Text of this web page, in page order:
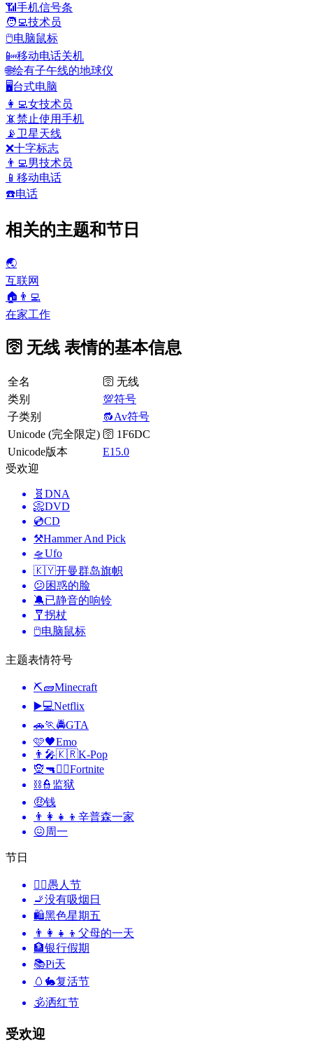
📶 手机信号条
🧑‍💻技术员
🖱️电脑鼠标
📴移动电话关机
🌐绘有子午线的地球仪
🖥️台式电脑
👩‍💻女技术员
📵禁止使用手机
📡 卫星天线
❌十字标志
👨‍💻男技术员
📱 移动电话
☎️电话
相关的主题和节日
🌏
互联网
🏠👨‍💻
在家工作
🛜 无线 表情的基本信息
全名
🛜 无线
类别
💯符号
子类别
🔂Av符号
Unicode (完全限定) 🛜 1F6DC
Unicode版本
E15.0
受欢迎
🧬 DNA
📀DVD
💿CD
⚒️Hammer And Pick
🛸Ufo
🇰🇾开曼群岛旗帜
😕困惑的脸
🔕已静音的响铃
🩼拐杖
🖱️电脑鼠标
主题表情符号
⛏🧱Minecraft
▶️💻Netflix
🚗🏃🚔GTA
🩷🖤Emo
👨‍🎤🇰🇷K-Pop
🧝🔫🦹‍♂️Fortnite
⛓️👮 监狱
🤑钱
👨‍👩‍👧‍👦 辛普森一家
😖周一
节日
🙆‍♂️愚人节
🚬没有吸烟日
🛍黑色星期五
👨‍👩‍👧‍👦 父母的一天
🏦银行假期
📚Pi天
🥚🐇复活节
🕉洒红节
受欢迎